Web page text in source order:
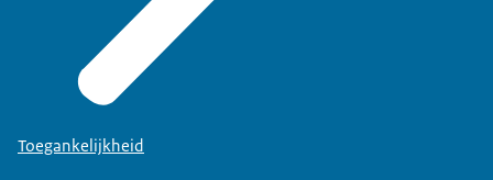
Toegankelijkheid